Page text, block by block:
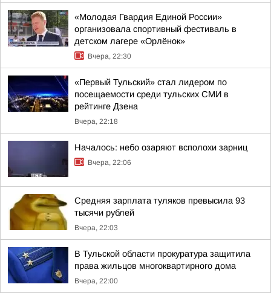
«Молодая Гвардия Единой России»
организовала спортивный фестиваль в
детском лагере «Орлёнок»
Вчера, 22:30
«Первый Тульский» стал лидером по
посещаемости среди тульских СМИ в
рейтинге Дзена
Вчера, 22:18
Началось: небо озаряют всполохи зарниц
Вчера, 22:06
Средняя зарплата туляков превысила 93
тысячи рублей
Вчера, 22:03
В Тульской области прокуратура защитила
права жильцов многоквартирного дома
Вчера, 22:00